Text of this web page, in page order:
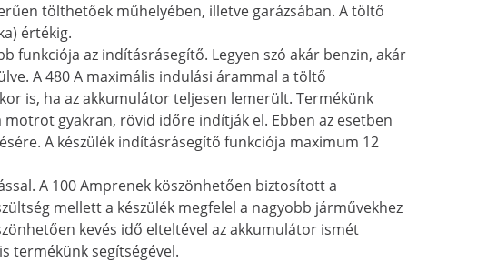
tölthetőek műhelyében, illetve garázsában. A töltő
értékig.
funkciója az indításrásegítő. Legyen szó akár benzin, akár
A 480 A maximális indulási árammal a töltő
is, ha az akkumulátor teljesen lemerült. Termékünk
gyakran, rövid időre indítják el. Ebben az esetben
A készülék indításrásegítő funkciója maximum 12
A 100 Amprenek köszönhetően biztosított a
mellett a készülék megfelel a nagyobb járművekhez
kevés idő elteltével az akkumulátor ismét
termékünk segítségével.